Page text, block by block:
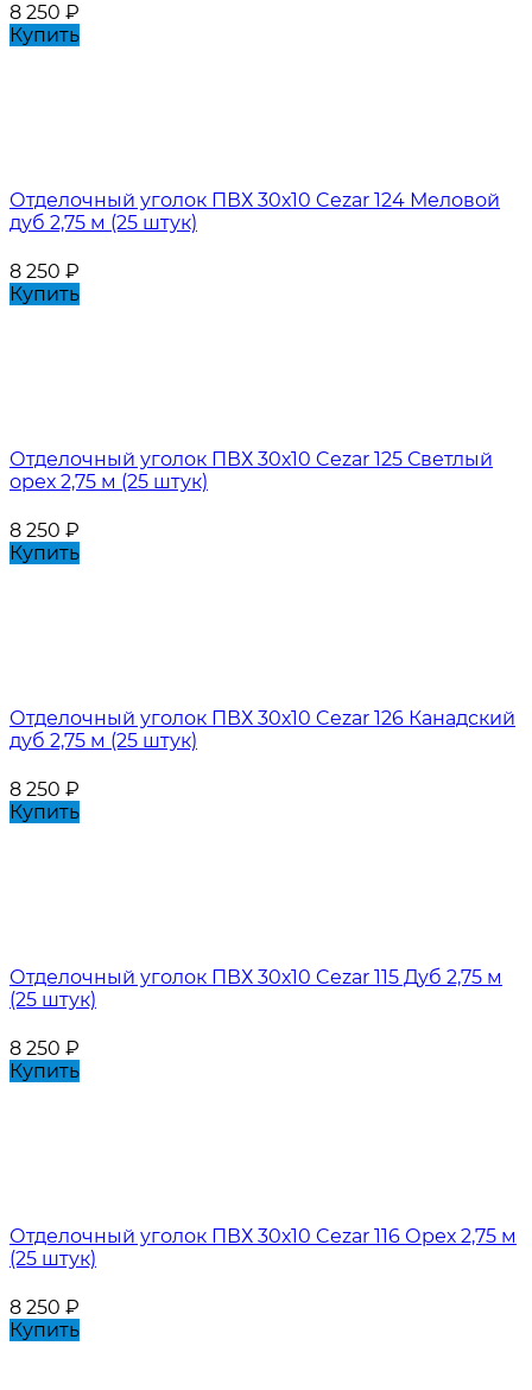
8 250 ₽
Купить
Отделочный уголок ПВХ 30х10 Cezar 124 Меловой
дуб 2,75 м (25 штук)
8 250 ₽
Купить
Отделочный уголок ПВХ 30х10 Cezar 125 Светлый
орех 2,75 м (25 штук)
8 250 ₽
Купить
Отделочный уголок ПВХ 30х10 Cezar 126 Канадский
дуб 2,75 м (25 штук)
8 250 ₽
Купить
Отделочный уголок ПВХ 30х10 Cezar 115 Дуб 2,75 м
(25 штук)
8 250 ₽
Купить
Отделочный уголок ПВХ 30х10 Cezar 116 Орех 2,75 м
(25 штук)
8 250 ₽
Купить